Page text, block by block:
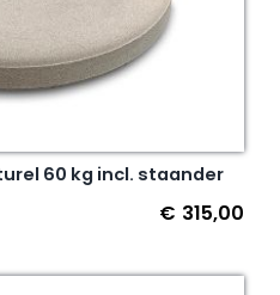
60 kg incl. staander
€ 315,00